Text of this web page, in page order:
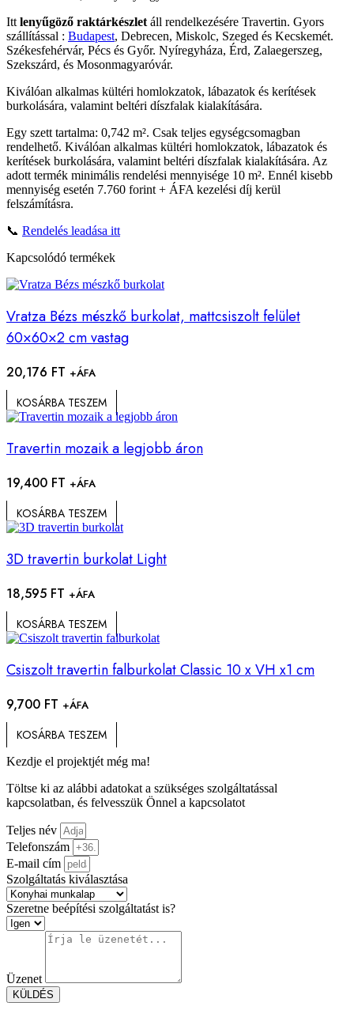
Itt lenyűgöző raktárkészlet áll rendelkezésére Travertin. Gyors
szállítással : Budapest, Debrecen, Miskolc, Szeged és Kecskemét.
Székesfehérvár, Pécs és Győr. Nyíregyháza, Érd, Zalaegerszeg,
Szekszárd, és Mosonmagyaróvár.
Kiválóan alkalmas kültéri homlokzatok, lábazatok és kerítések
burkolására, valamint beltéri díszfalak kialakítására.
Egy szett tartalma: 0,742 m². Csak teljes egységcsomagban
rendelhető. Kiválóan alkalmas kültéri homlokzatok, lábazatok és
kerítések burkolására, valamint beltéri díszfalak kialakítására. Az
adott termék minimális rendelési mennyisége 10 m². Ennél kisebb
mennyiség esetén 7.760 forint + ÁFA kezelési díj kerül
felszámításra.
📞 Rendelés leadása itt
Kapcsolódó termékek
Vratza Bézs mészkő burkolat, mattcsiszolt felület
60×60×2 cm vastag
20,176 FT +ÁFA
KOSÁRBA TESZEM
Travertin mozaik a legjobb áron
19,400 FT +ÁFA
KOSÁRBA TESZEM
3D travertin burkolat Light
18,595 FT +ÁFA
KOSÁRBA TESZEM
Csiszolt travertin falburkolat Classic 10 x VH x1 cm
9,700 FT +ÁFA
KOSÁRBA TESZEM
Kezdje el projektjét még ma!
Töltse ki az alábbi adatokat a szükséges szolgáltatással
kapcsolatban, és felvesszük Önnel a kapcsolatot
Teljes név
Telefonszám
E-mail cím
Szolgáltatás kiválasztása
Szeretne beépítési szolgáltatást is?
Üzenet
KÜLDÉS